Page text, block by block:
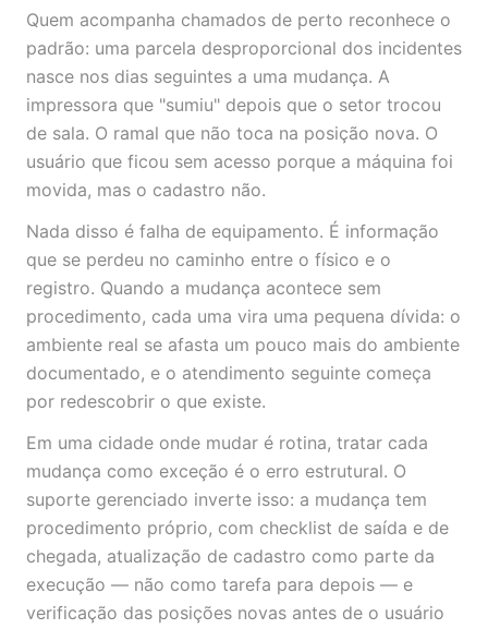
Quem acompanha chamados de perto reconhece o
padrão: uma parcela desproporcional dos incidentes
nasce nos dias seguintes a uma mudança. A
impressora que "sumiu" depois que o setor trocou
de sala. O ramal que não toca na posição nova. O
usuário que ficou sem acesso porque a máquina foi
movida, mas o cadastro não.
Nada disso é falha de equipamento. É informação
que se perdeu no caminho entre o físico e o
registro. Quando a mudança acontece sem
procedimento, cada uma vira uma pequena dívida: o
ambiente real se afasta um pouco mais do ambiente
documentado, e o atendimento seguinte começa
por redescobrir o que existe.
Em uma cidade onde mudar é rotina, tratar cada
mudança como exceção é o erro estrutural. O
suporte gerenciado inverte isso: a mudança tem
procedimento próprio, com checklist de saída e de
chegada, atualização de cadastro como parte da
execução — não como tarefa para depois — e
verificação das posições novas antes de o usuário